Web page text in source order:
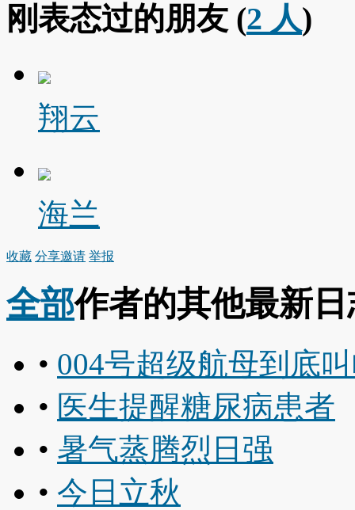
刚表态过的朋友 (2 人)
翔云
海兰
收藏 分享邀请 举报
全部作者的其他最新日
• 004号超级航母到底
• 医生提醒糖尿病患者
• 暑气蒸腾烈日强
• 今日立秋